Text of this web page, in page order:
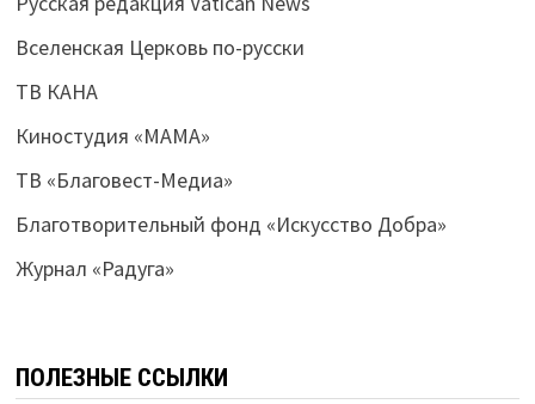
Вселенская Церковь по-русски
ТВ КАНА
Киностудия «МАМА»
ТВ «Благовест-Медиа»
Благотворительный фонд «Искусство Добра»
Журнал «Радуга»
ПОЛЕЗНЫЕ ССЫЛКИ